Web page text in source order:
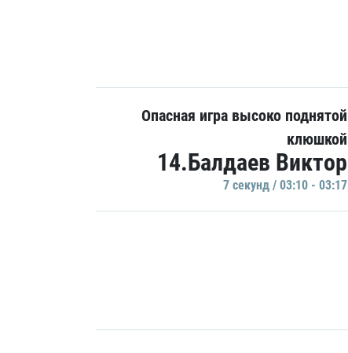
Опасная игра высоко поднятой
клюшкой
14.Балдаев Виктор
7 секунд / 03:10 - 03:17